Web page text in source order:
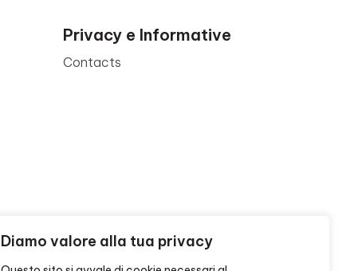
Diamo valore alla tua privacy
Privacy e Informative
Contacts